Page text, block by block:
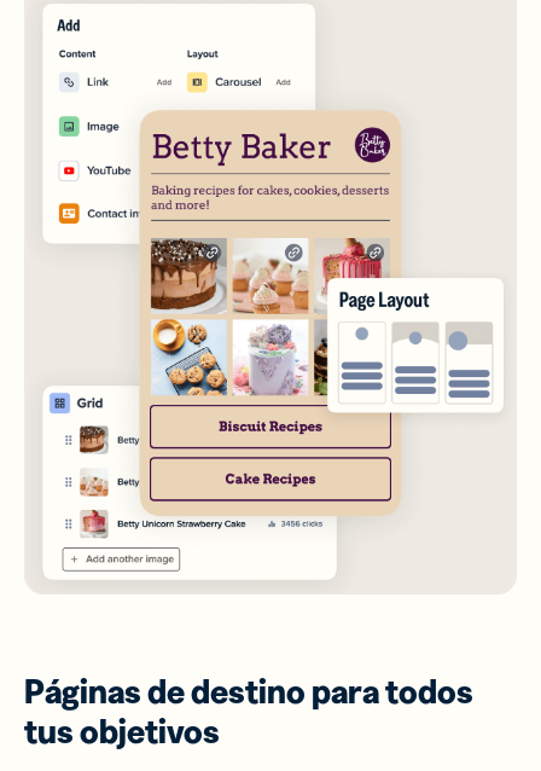
Páginas de destino para todos
tus objetivos